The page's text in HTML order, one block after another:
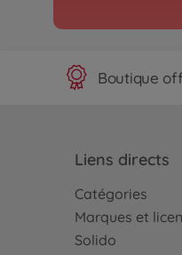
Boutique
Liens directs
Catégories
Marques et
Solido